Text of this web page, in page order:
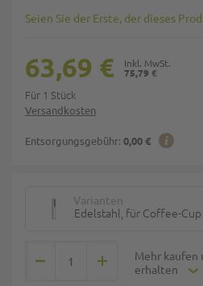
Seien Sie der Erste, der dieses
Versandkosten
Entsorgungsgebühr: 0,00 €
75,79 €
63,69 €
Für 1 Stück
Varianten
Edelstahl, für Coffee-Cup
Mehr kaufen
erhalten